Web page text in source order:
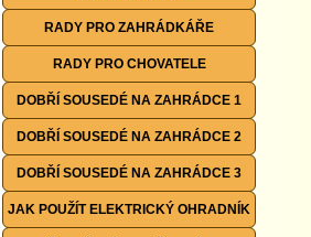
RADY PRO ZAHRÁDKÁŘE
RADY PRO CHOVATELE
DOBŘÍ SOUSEDÉ NA ZAHRÁDCE 1
DOBŘÍ SOUSEDÉ NA ZAHRÁDCE 2
DOBŘÍ SOUSEDÉ NA ZAHRÁDCE 3
JAK POUŽÍT ELEKTRICKÝ OHRADNÍK